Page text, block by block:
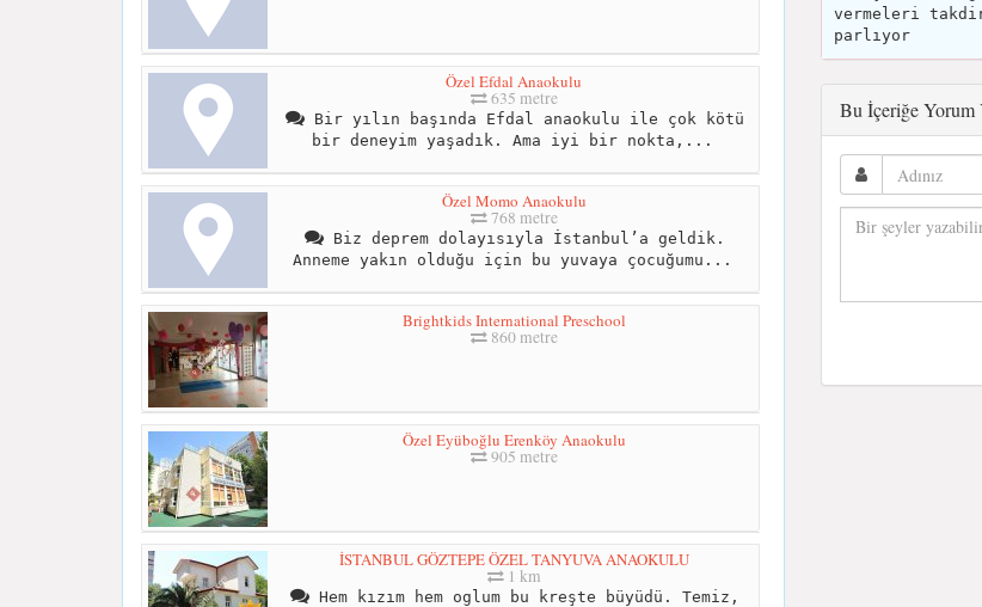
Özel Efdal Anaokulu
635 metre
Bir yılın başında Efdal anaokulu ile çok kötü
bir deneyim yaşadık. Ama iyi bir nokta,...
Özel Momo Anaokulu
768 metre
Biz deprem dolayısıyla İstanbul’a geldik.
Anneme yakın olduğu için bu yuvaya çocuğumu...
Brightkids International Preschool
860 metre
Özel Eyüboğlu Erenköy Anaokulu
905 metre
İSTANBUL GÖZTEPE ÖZEL TANYUVA ANAOKULU
1 km
Hem kızım hem oglum bu kreşte büyüdü. Temiz,
vermeleri
parlıyor
Bu İçeriğe Yorum